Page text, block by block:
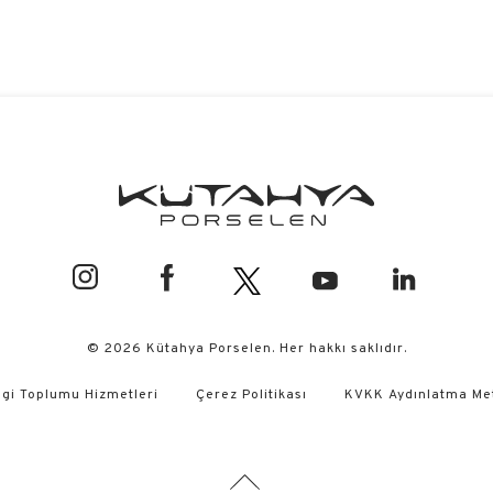
© 2026 Kütahya Porselen. Her hakkı saklıdır.
Toplumu Hizmetleri Çerez Politikası KVKK Aydınlatma